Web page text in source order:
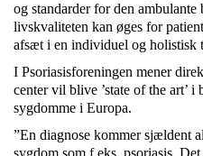
og standarder for den
livskvaliteten kan øges for
afsæt i en individuel og holistisk
I Psoriasisforeningen mener
center vil blive ’state of the art’
sygdomme i Europa.
”En diagnose kommer sjældent